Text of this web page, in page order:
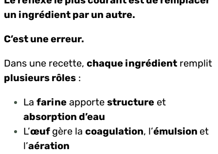
un ingrédient par un autre.
C’est une erreur.
Dans une recette, chaque ingrédient remplit
plusieurs rôles :
La farine apporte structure et
absorption d’eau
L’œuf gère la coagulation, l’émulsion et
l’aération